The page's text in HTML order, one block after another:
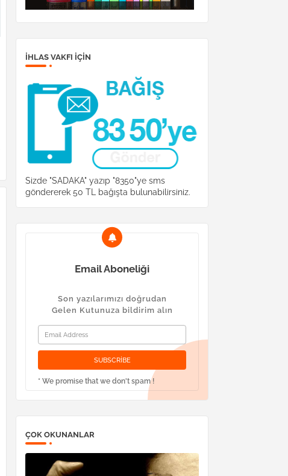
İHLAS VAKFI IÇIN
Sizde "SADAKA" yazıp "8350"ye sms
göndererek 50 TL bağışta bulunabilirsiniz.
Email Aboneliği
Son yazılarımızı doğrudan
Gelen Kutunuza bildirim alın
* We promise that we don't spam !
ÇOK OKUNANLAR